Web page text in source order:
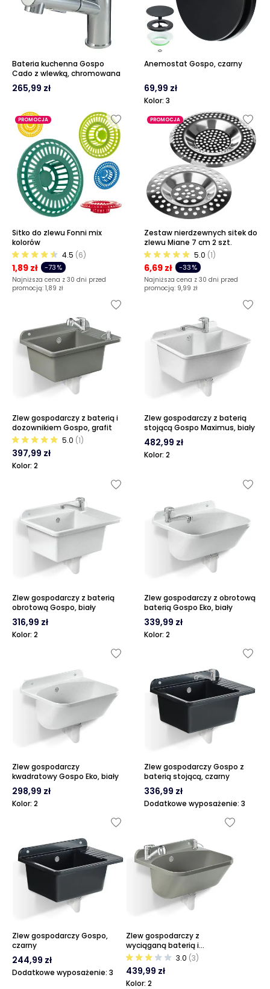
Bateria kuchenna Gospo
Cado z wlewką, chromowana
265,99 zł
Anemostat Gospo, czarny
69,99 zł
Kolor: 3
PROMOCJA
Sitko do zlewu Fonni mix
kolorów
4.5 (6)
1,89 zł -73%
Najniższa cena z 30 dni przed
promocją: 1,89 zł
PROMOCJA
Zestaw nierdzewnych sitek do
zlewu Miane 7 cm 2 szt.
5.0 (1)
6,69 zł -33%
Najniższa cena z 30 dni przed
promocją: 9,99 zł
Zlew gospodarczy z baterią i
dozownikiem Gospo, grafit
5.0 (1)
397,99 zł
Kolor: 2
Zlew gospodarczy z baterią
stojącą Gospo Maximus, biały
482,99 zł
Kolor: 2
Zlew gospodarczy z baterią
obrotową Gospo, biały
316,99 zł
Kolor: 2
Zlew gospodarczy z obrotową
baterią Gospo Eko, biały
339,99 zł
Kolor: 2
Zlew gospodarczy
kwadratowy Gospo Eko, biały
298,99 zł
Kolor: 2
Zlew gospodarczy Gospo z
baterią stojącą, czarny
336,99 zł
Dodatkowe wyposażenie: 3
Zlew gospodarczy Gospo,
czarny
244,99 zł
Dodatkowe wyposażenie: 3
Zlew gospodarczy z
wyciąganą baterią i
dozownikiem Gospo Eko, szary
3.0 (3)
439,99 zł
Kolor: 2